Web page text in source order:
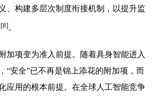
、构建多层次制度衔接机制，以提升监
[8]。
加项变为准入前提。随着具身智能进入
“安全”已不再是锦上添花的附加项，而
应用的根本前提。在全球人工智能竞争